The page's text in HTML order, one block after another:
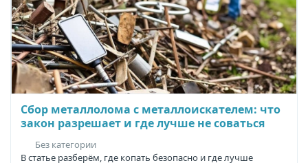
Сбор металлолома с металлоискателем: что
закон разрешает и где лучше не соваться
Без категории
В статье разберём, где копать безопасно и где лучше